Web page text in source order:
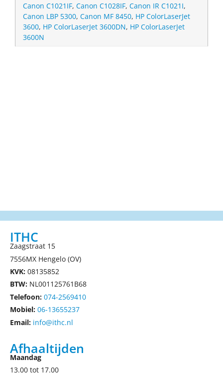
Canon C1021IF,Canon C1028IF,Canon IR C1021I,
Canon LBP 5300,Canon MF 8450, HP ColorLaserJet
3600, HP ColorLaserJet 3600DN, HP ColorLaserJet
3600N
ITHC
Zaagstraat 15
7556MX Hengelo (OV)
KVK: 08135852
BTW: NL001125761B68
Telefoon: 074-2569410
Mobiel: 06-13655237
Email: info@ithc.nl
Afhaaltijden
Maandag
13.00 tot 17.00